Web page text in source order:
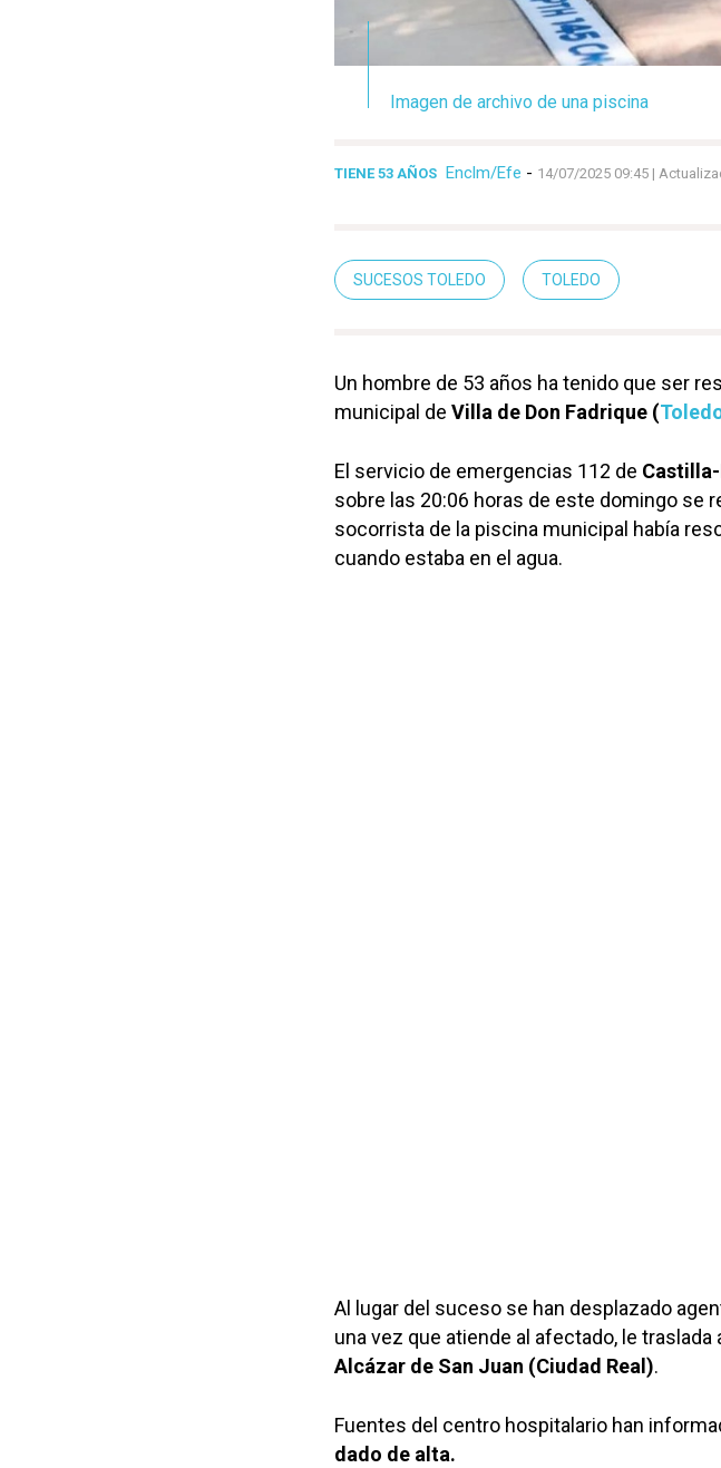
Imagen de archivo de una piscina
TIENE 53 AÑOS Enclm/Efe - 14/07/2025 09:45 |
SUCESOS TOLEDO TOLEDO
Un hombre de 53 años ha tenido que ser
municipal de Villa de Don Fadrique (
El servicio de emergencias 112 de
sobre las 20:06 horas de este domingo se
socorrista de la piscina municipal había
cuando estaba en el agua.
Al lugar del suceso se han desplazado
una vez que atiende al afectado, le traslada
Alcázar de San Juan (Ciudad Real).
Fuentes del centro hospitalario han
dado de alta.